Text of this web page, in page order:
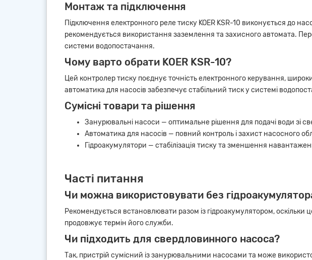
Монтаж та підключення
Підключення електронного реле тиску KOER KSR-10 виконується до
рекомендується використання заземлення та захисного автомата.
системи водопостачання.
Чому варто обрати KOER KSR-10?
Цей контролер тиску поєднує точність електронного керування,
автоматика для насосів забезпечує стабільний тиск у системі
Сумісні товари та рішення
Занурювальні насоси — оптимальне рішення для подачі води зі
Автоматика для насосів — повний контроль і захист насосного
Гідроакумулятори — стабілізація тиску та зменшення
Часті питання
Чи можна використовувати без
Рекомендується встановлювати разом із гідроакумулятором, оскільки
продовжує термін його служби.
Чи підходить для свердловинного насоса?
Так, пристрій сумісний із занурювальними насосами та може